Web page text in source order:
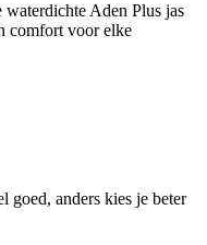
waterdichte Aden Plus jas
comfort voor elke
goed, anders kies je beter